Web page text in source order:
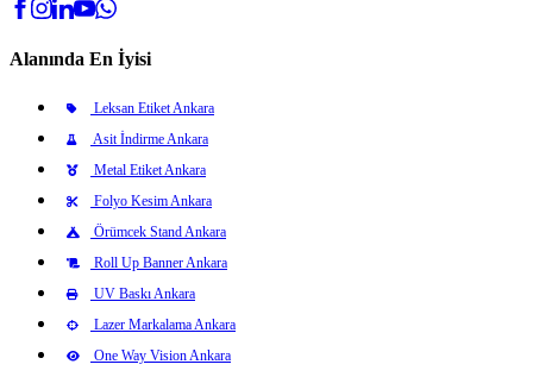
Alanında En İyisi
Leksan Etiket Ankara
Asit İndirme Ankara
Metal Etiket Ankara
Folyo Kesim Ankara
Örümcek Stand Ankara
Roll Up Banner Ankara
UV Baskı Ankara
Lazer Markalama Ankara
One Way Vision Ankara